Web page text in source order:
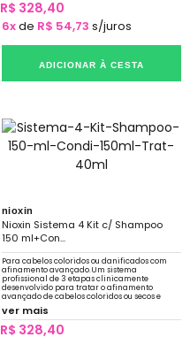
R$ 328,40
6xde R$ 54,73 s/juros
ADICIONAR À CESTA
nioxin
Nioxin Sistema 4 Kit c/ Shampoo
150 ml+Con...
Para cabelos coloridos ou danificados com
afinamento avançado.Um sistema
profissional de 3 etapas clinicamente
desenvolvido para tratar o afinamento
avançado de cabelos coloridos ou secos e
danificados.
ver mais
R$ 328,40